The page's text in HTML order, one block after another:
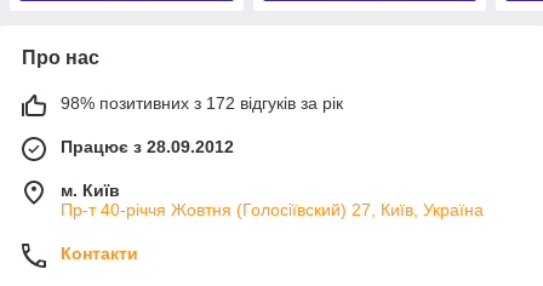
Про нас
98% позитивних з 172 відгуків за рік
Працює з 28.09.2012
м. Київ
Пр-т 40-річчя Жовтня (Голосіївский) 27, Київ, Україна
Контакти